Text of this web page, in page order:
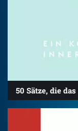
50 Sätze, die